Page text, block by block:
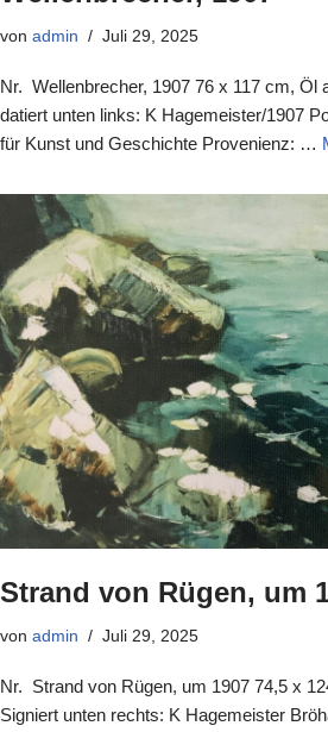
von admin Juli 29, 2025
Nr. Wellenbrecher, 1907 76 x 117 cm, Öl
datiert unten links: K Hagemeister/1907
für Kunst und Geschichte Provenienz: …
Strand von Rügen, um
von admin Juli 29, 2025
Nr. Strand von Rügen, um 1907 74,5 x
Signiert unten rechts: K Hagemeister